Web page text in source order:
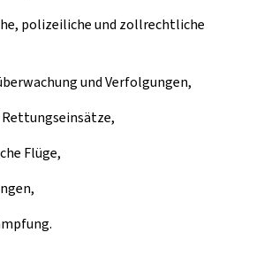
und zollrechtliche
und Verfolgungen,
Flüge,